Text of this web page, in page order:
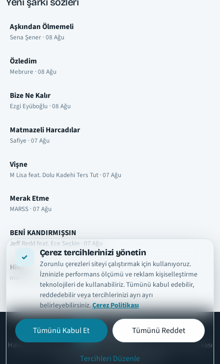
Çerez tercihlerinizi yönetin
Zorunlu çerezleri siteyi çalıştırmak için kullanıyoruz.
İzninizle performans ölçümü ve reklam kişiselleştirme
teknolojileri de kullanabiliriz. Tümünü kabul edebilir,
reddedebilir veya tercihlerinizi ayrı ayrı
belirleyebilirsiniz.Çerez Politikası
Tümünü Kabul Et Tümünü Reddet
Tercihleri Düzenle
Aşkından Ölmemeli
Sena Şener · 08 Ağu
Özledim
Mebrure · 08 Ağu
Bize Ne Kalır
Ezgi Eyüboğlu · 08 Ağu
Matmazeli Harcadılar
Safiye · 07 Ağu
Vişne
M Lisa feat. Dolu Kadehi Ters Tut · 07 Ağu
Merak Etme
MARSS · 07 Ağu
BENİ KANDIRMIŞSIN
Jeff Redd feat. Ece Seçkin · 07 Ağu
Hileli
manifest · 07 Ağu
şarkısözleritr
HakkımızdaTelif ve İçerik Kaldırma Kullanım ŞartlarıGizlilik Politikası
Çerez PolitikasıİletişimÇerez Ayarları